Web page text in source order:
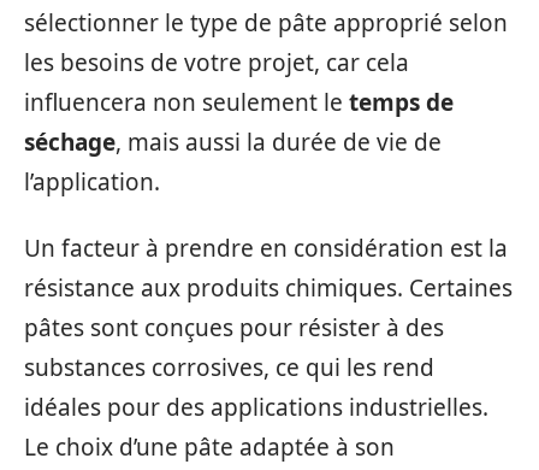
sélectionner le type de pâte approprié selon
les besoins de votre projet, car cela
influencera non seulement le temps de
séchage, mais aussi la durée de vie de
l’application.
Un facteur à prendre en considération est la
résistance aux produits chimiques. Certaines
pâtes sont conçues pour résister à des
substances corrosives, ce qui les rend
idéales pour des applications industrielles.
Le choix d’une pâte adaptée à son